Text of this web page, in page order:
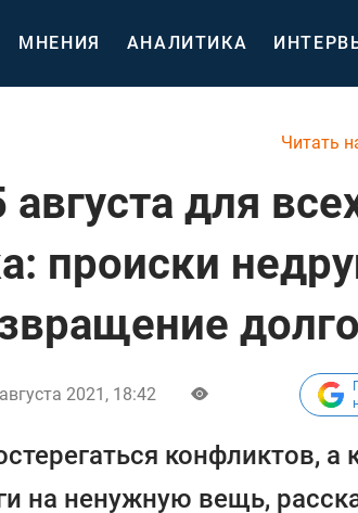
МНЕНИЯ АНАЛИТИКА
Читать
для
происки
2021, 18:42
конфликтов, а
на ненужную вещь,